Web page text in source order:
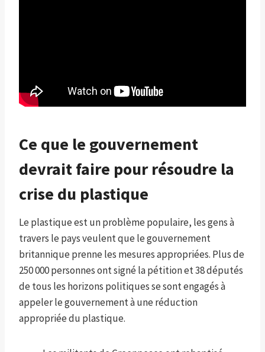
Ce que le gouvernement
devrait faire pour résoudre la
crise du plastique
Le plastique est un problème populaire, les gens à
travers le pays veulent que le gouvernement
britannique prenne les mesures appropriées. Plus de
250 000 personnes ont signé la pétition et 38 députés
de tous les horizons politiques se sont engagés à
appeler le gouvernement à une réduction
appropriée du plastique.